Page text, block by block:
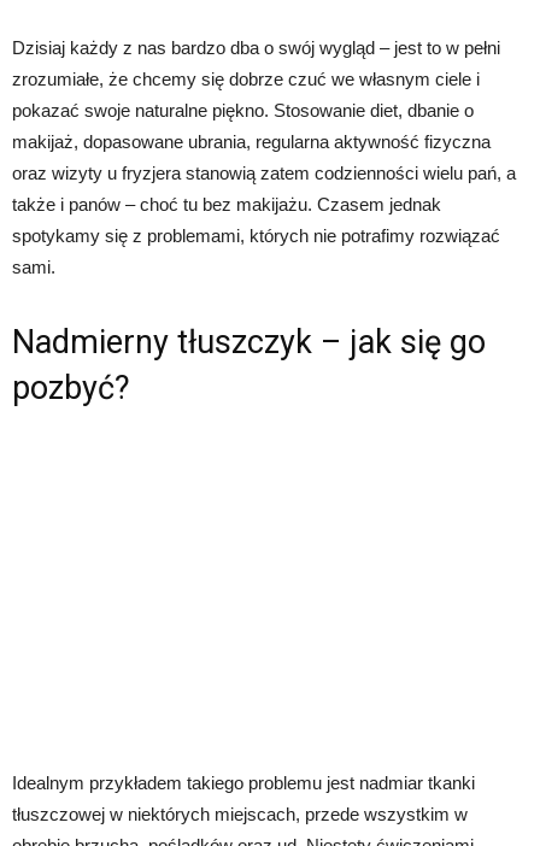
Dzisiaj każdy z nas bardzo dba o swój wygląd – jest to w pełni
zrozumiałe, że chcemy się dobrze czuć we własnym ciele i
pokazać swoje naturalne piękno. Stosowanie diet, dbanie o
makijaż, dopasowane ubrania, regularna aktywność fizyczna
oraz wizyty u fryzjera stanowią zatem codzienności wielu pań, a
także i panów – choć tu bez makijażu. Czasem jednak
spotykamy się z problemami, których nie potrafimy rozwiązać
sami.
Nadmierny tłuszczyk – jak się go
pozbyć?
Idealnym przykładem takiego problemu jest nadmiar tkanki
tłuszczowej w niektórych miejscach, przede wszystkim w